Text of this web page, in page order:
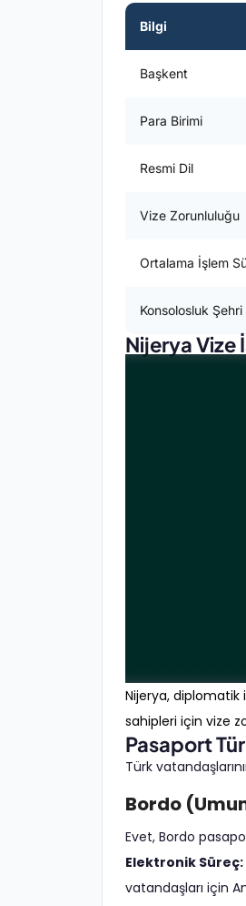
Bilgi
Başkent
Para Birimi
Resmi Dil
Vize Zorunluluğu
Ortalama İşlem
Konsolosluk Şehri
Nijerya Vize
Nijerya, diplomatik
sahipleri için vize
Pasaport
Türk
Bordo
Evet, Bordo
Elektronik Süreç:
vatandaşları için